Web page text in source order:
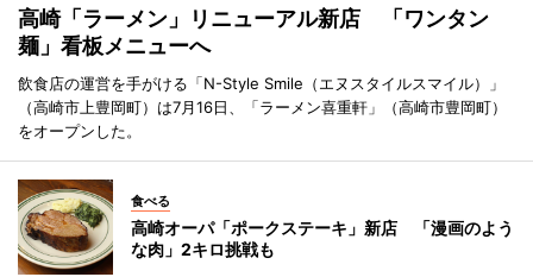
高崎「ラーメン」リニューアル新店 「ワンタン
麺」看板メニューへ
飲食店の運営を手がける「N-Style Smile（エヌスタイルスマイル）」
（高崎市上豊岡町）は7月16日、「ラーメン喜重軒」（高崎市豊岡町）
をオープンした。
食べる
高崎オーパ「ポークステーキ」新店 「漫画のよう
な肉」2キロ挑戦も